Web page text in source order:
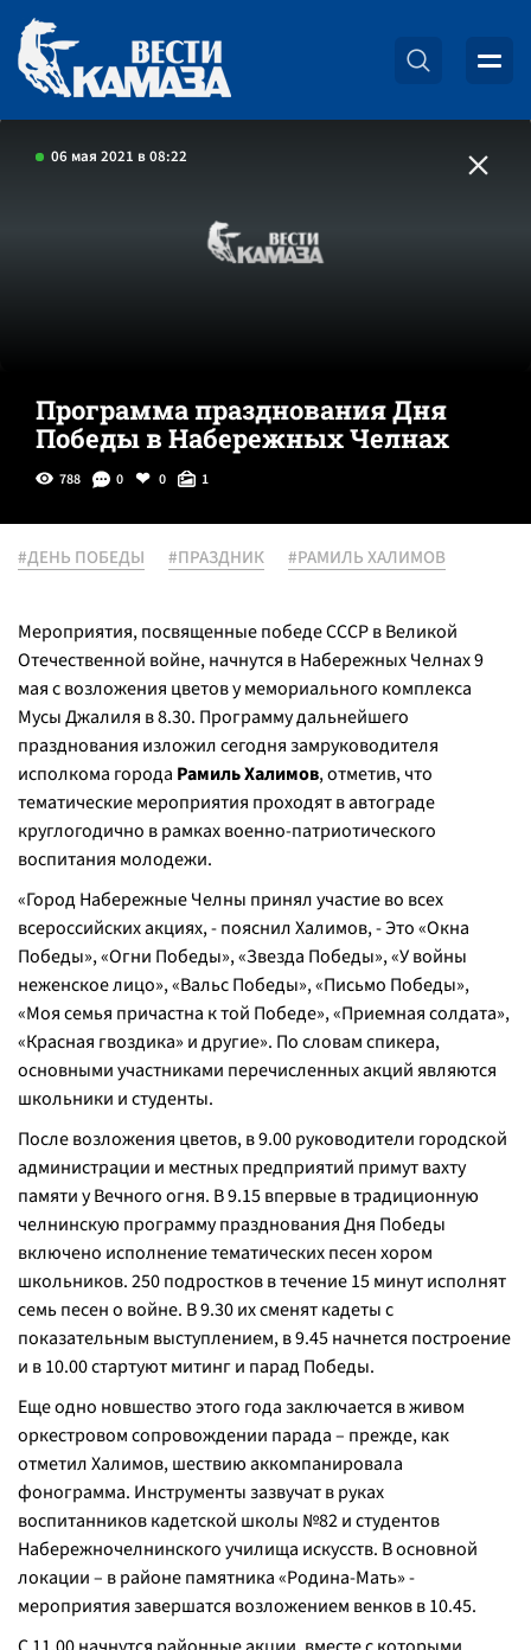
06 мая 2021 в 08:22
Программа празднования Дня
Победы в Набережных Челнах
788 0 0 1
#ДЕНЬ ПОБЕДЫ #ПРАЗДНИК #РАМИЛЬ ХАЛИМОВ
Мероприятия, посвященные победе СССР в Великой
Отечественной войне, начнутся в Набережных Челнах 9
мая с возложения цветов у мемориального комплекса
Мусы Джалиля в 8.30. Программу дальнейшего
празднования изложил сегодня замруководителя
исполкома города Рамиль Халимов, отметив, что
тематические мероприятия проходят в автограде
круглогодично в рамках военно-патриотического
воспитания молодежи.
«Город Набережные Челны принял участие во всех
всероссийских акциях, - пояснил Халимов, - Это «Окна
Победы», «Огни Победы», «Звезда Победы», «У войны
неженское лицо», «Вальс Победы», «Письмо Победы»,
«Моя семья причастна к той Победе», «Приемная солдата»,
«Красная гвоздика» и другие». По словам спикера,
основными участниками перечисленных акций являются
школьники и студенты.
После возложения цветов, в 9.00 руководители городской
администрации и местных предприятий примут вахту
памяти у Вечного огня. В 9.15 впервые в традиционную
челнинскую программу празднования Дня Победы
включено исполнение тематических песен хором
школьников. 250 подростков в течение 15 минут исполнят
семь песен о войне. В 9.30 их сменят кадеты с
показательным выступлением, в 9.45 начнется построение
и в 10.00 стартуют митинг и парад Победы.
Еще одно новшество этого года заключается в живом
оркестровом сопровождении парада – прежде, как
отметил Халимов, шествию аккомпанировала
фонограмма. Инструменты зазвучат в руках
воспитанников кадетской школы №82 и студентов
Набережночелнинского училища искусств. В основной
локации – в районе памятника «Родина-Мать» -
мероприятия завершатся возложением венков в 10.45.